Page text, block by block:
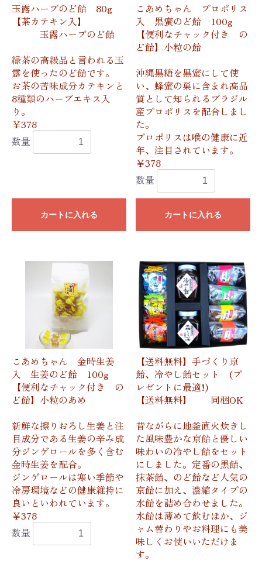
玉露ハーブのど飴 80g
【茶カテキン入】
玉露ハーブのど飴
緑茶の高級品と言われる玉
露を使ったのど飴です。
お茶の苦味成分カテキンと
8種類のハーブエキス入
り。
￥378
数量
カートに入れる
こあめちゃん プロポリス
入 黒蜜のど飴 100g
【便利なチャック付き の
ど飴】小粒の飴
沖縄黒糖を黒蜜にして使
い、蜂蜜の巣に含まれ高品
質として知られるブラジル
産プロポリスを配合しまし
た。
プロポリスは喉の健康に近
年、注目されています。
￥378
数量
カートに入れる
こあめちゃん 金時生姜
入 生姜のど飴 100g
【便利なチャック付き の
ど飴】小粒のあめ
新鮮な擦りおろし生姜と注
目成分である生姜の辛み成
分ジンゲロールを多く含む
金時生姜を配合。
ジンゲロールは寒い季節や
冷房環境などの健康維持に
良いといわれています。
￥378
数量
【送料無料】手づくり京
飴、冷やし飴セット (プ
レゼントに最適!)
【送料無料】 同梱OK
昔ながらに地釜直火炊きし
た風味豊かな京飴と優しい
味わいの冷やし飴をセット
にしました。定番の黒飴、
抹茶飴、のど飴など人気の
京飴に加え、濃縮タイプの
水飴を詰め合わせました。
水飴は薄めて飲むほか、ジ
ャム替わりやお料理にも美
味しくお使いいただけま
す。